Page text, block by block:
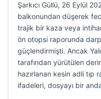
Şarkıcı Güllü, 26 Eylül
balkonundan düşerek
trajik bir kaza veya
ön otopsi raporunda
güçlendirmişti. Ancak
tarafından yürütülen
hazırlanan kesin adli tıp
ifadeleri, dosyayı bir